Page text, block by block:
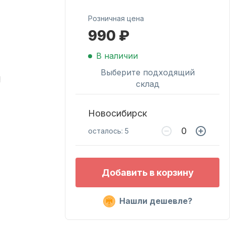
Масла для лодочных
моторов
для лодочных
моторов
Розничная цена
990 ₽
В наличии
Выберите подходящий
склад
Новосибирск
осталось: 5
Добавить в корзину
Нашли дешевле?